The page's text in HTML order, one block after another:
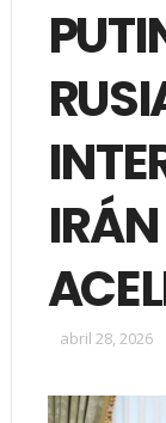
abril 28, 2026